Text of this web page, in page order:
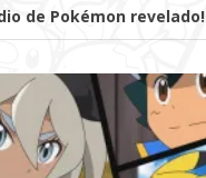
de Pokémon revelado!